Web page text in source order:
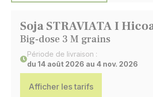
Soja STRAVIATA I
Big-dose 3 M grains
Période de livraison :
du 14 août 2026 au 4 nov. 2026
Afficher les tarifs